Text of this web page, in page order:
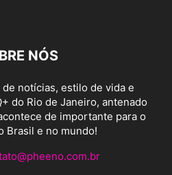
NÓS
notícias, estilo de vida e
do Rio de Janeiro, antenado
de importante para o
Brasil e no mundo!